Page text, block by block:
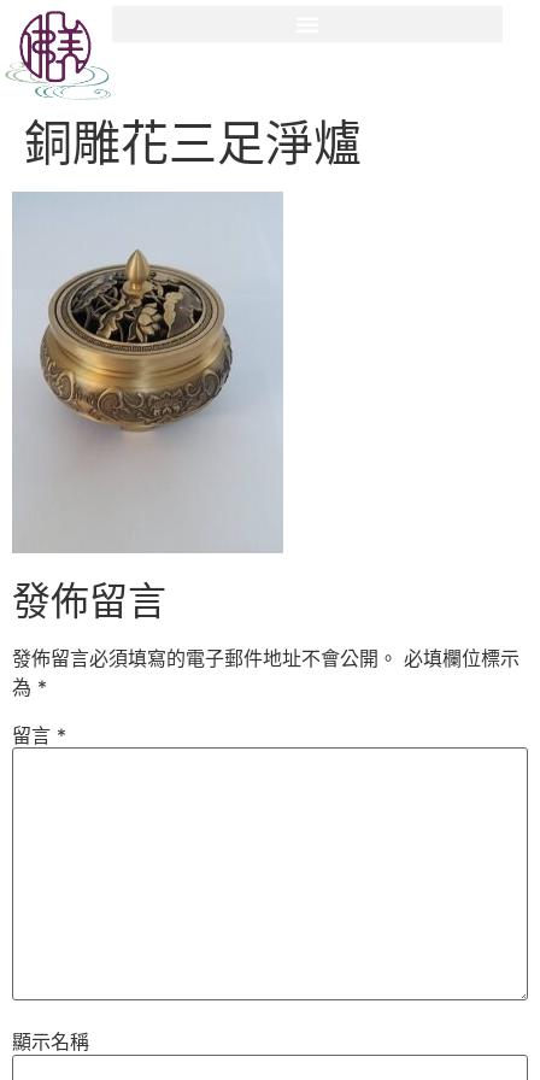
銅雕花三足淨爐
發佈留言
發佈留言必須填寫的電子郵件地址不會公開。 必填欄位標示
為 *
留言 *
顯示名稱